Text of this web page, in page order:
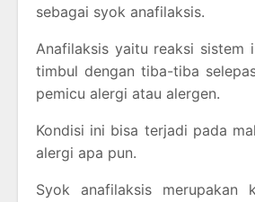
sebagai syok anafilaksis.
Anafilaksis yaitu reaksi sistem
timbul dengan tiba-tiba
pemicu alergi atau alergen.
Kondisi ini bisa terjadi pada
alergi apa pun.
Syok anafilaksis merupakan